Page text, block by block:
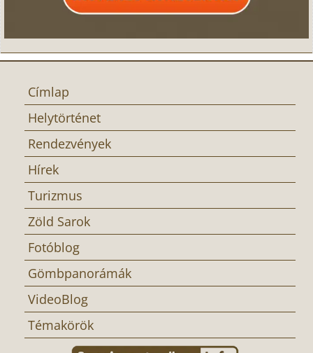
Címlap
Helytörténet
Rendezvények
Hírek
Turizmus
Zöld Sarok
Fotóblog
Gömbpanorámák
VideoBlog
Témakörök